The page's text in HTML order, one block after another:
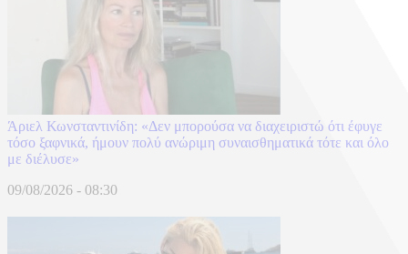
Άριελ Κωνσταντινίδη: «Δεν μπορούσα να διαχειριστώ ότι έφυγε
τόσο ξαφνικά, ήμουν πολύ ανώριμη συναισθηματικά τότε και όλο
με διέλυσε»
09/08/2026 - 08:30